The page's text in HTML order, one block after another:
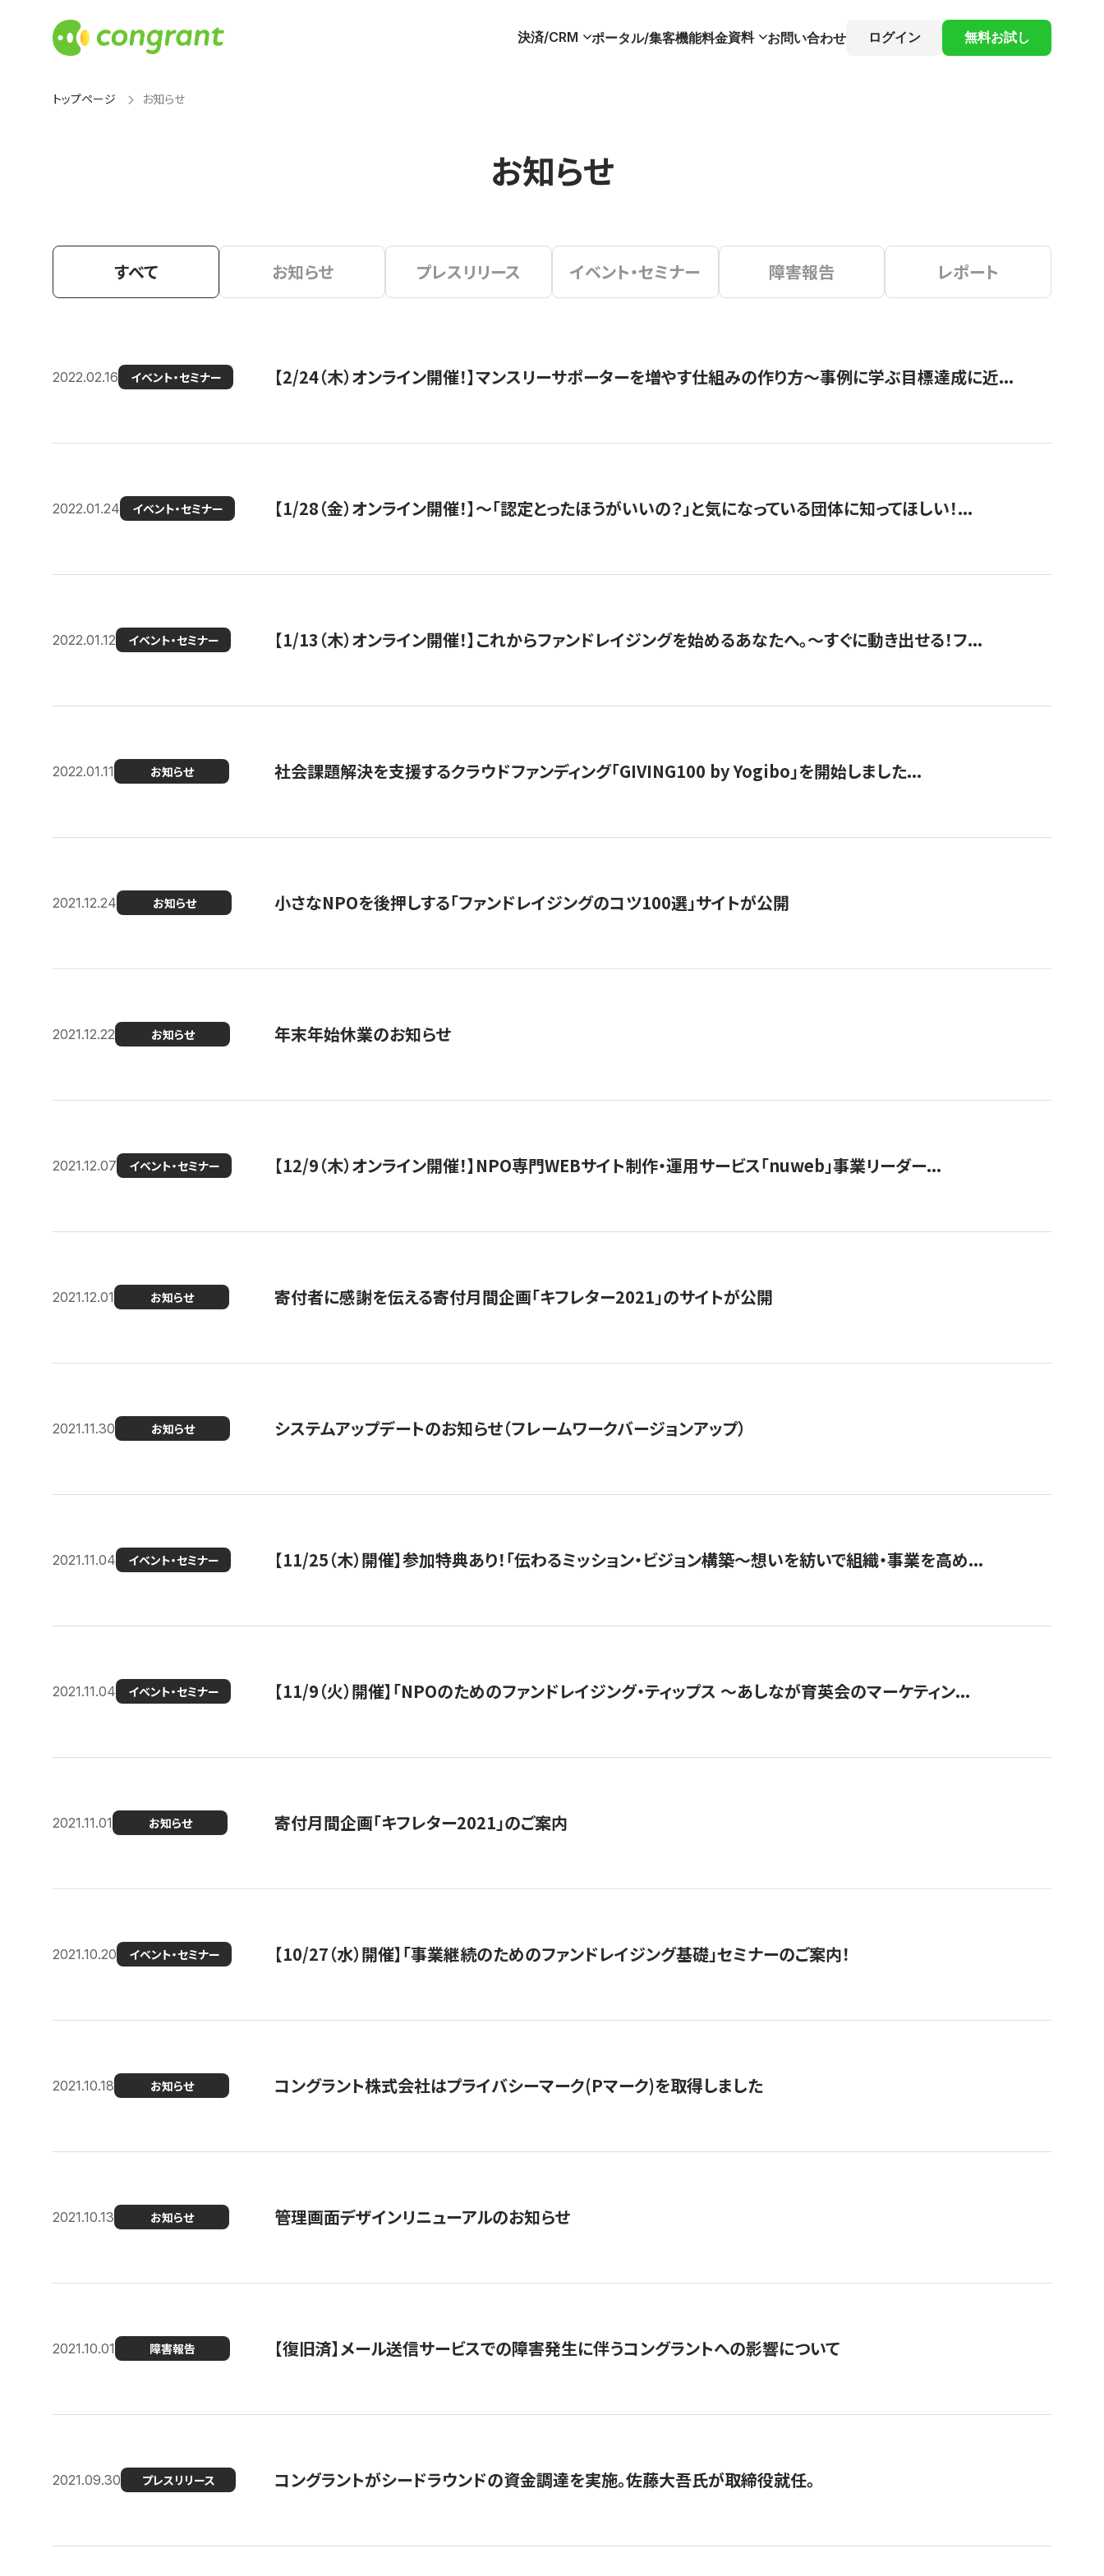
決済/CRM ポータル/集客機能料金資料 お問い合わせ ログイン 無料お試し
トップページ お知らせ
お知らせ
すべて お知らせ プレスリリース イベント・セミナー 障害報告 レポート
2022.02.16 イベント・セミナー 【2/24（木）オンライン開催！】マンスリーサポーターを増やす仕組みの作り方〜事例に学ぶ目標達成に近...
2022.01.24 イベント・セミナー 【1/28（金）オンライン開催！】〜「認定とったほうがいいの？」と気になっている団体に知ってほしい！...
2022.01.12 イベント・セミナー 【1/13（木）オンライン開催！】これからファンドレイジングを始めるあなたへ。〜すぐに動き出せる！フ...
2022.01.11 お知らせ 社会課題解決を支援するクラウドファンディング「GIVING100 by Yogibo」を開始しました...
2021.12.24 お知らせ 小さなNPOを後押しする「ファンドレイジングのコツ100選」サイトが公開
2021.12.22 お知らせ 年末年始休業のお知らせ
2021.12.07 イベント・セミナー 【12/9（木）オンライン開催！】NPO専門WEBサイト制作・運用サービス「nuweb」事業リーダー...
2021.12.01 お知らせ 寄付者に感謝を伝える寄付月間企画「キフレター2021」のサイトが公開
2021.11.30 お知らせ システムアップデートのお知らせ（フレームワークバージョンアップ）
2021.11.04 イベント・セミナー 【11/25（木）開催】参加特典あり！「伝わるミッション・ビジョン構築〜想いを紡いで組織・事業を高め...
2021.11.04 イベント・セミナー 【11/9（火）開催】「NPOのためのファンドレイジング・ティップス 〜あしなが育英会のマーケティン...
2021.11.01 お知らせ 寄付月間企画「キフレター2021」のご案内
2021.10.20 イベント・セミナー 【10/27（水）開催】「事業継続のためのファンドレイジング基礎」セミナーのご案内！
2021.10.18 お知らせ コングラント株式会社はプライバシーマーク(Pマーク)を取得しました
2021.10.13 お知らせ 管理画面デザインリニューアルのお知らせ
2021.10.01 障害報告 【復旧済】メール送信サービスでの障害発生に伴うコングラントへの影響について
2021.09.30 プレスリリース コングラントがシードラウンドの資金調達を実施。佐藤大吾氏が取締役就任。